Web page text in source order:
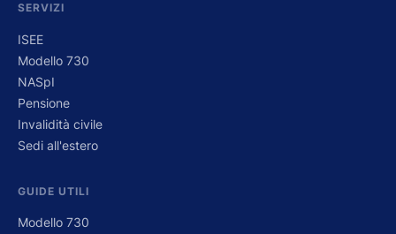
SERVIZI
ISEE
Modello 730
NASpI
Pensione
Invalidità civile
Sedi all'estero
GUIDE UTILI
Modello 730